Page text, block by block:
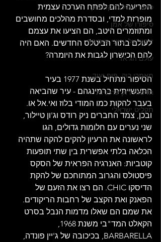
סיפורה של להקת רוק
סיפורו של אמן
זרקור על ענייני מוסיקה
עולם הג'אז
מאמרי רוק, פופ ועוד
חדשות רוק עדכניות
תקליט ישראלי
הפריעה להם לפתח הערכה עצמית
מופרזת למדי, ובסדרת מהלכים מחושבים
ומתוזמרים היטב, הם הציעו את עצמם
לעולם בתור הביטלס החדשים. האם היה
להם הכישרון לגבות את היומרה?
הסיפור מתחיל בשנת 1977 בעיר
התעשייתית ברמינגהם - עיר שהביאה
בעבר להקות כמו המודי בלוז ואי.אל או.
ובכן, צמד החברים ניק רודס וג'ון טיילור,
שני נערים עם חלומות גדולים, הגו
לראשונה את הרעיון להקים להקה שתהיה
הכלאה בלתי אפשרית בין שתי תופעות
קוטביות: האנרגיה הפראית של הסקס
פיסטולס והגרוב המתוחכם של להקת
הדיסקו CHIC. הם רצו את הזעם של
הפאנק ואת הקצב של רחבות הריקודים.
את שמם הם שאלו מדמות הנבל בסרט
BARBARELLA, בכיכובה של ג'יין פונדה,